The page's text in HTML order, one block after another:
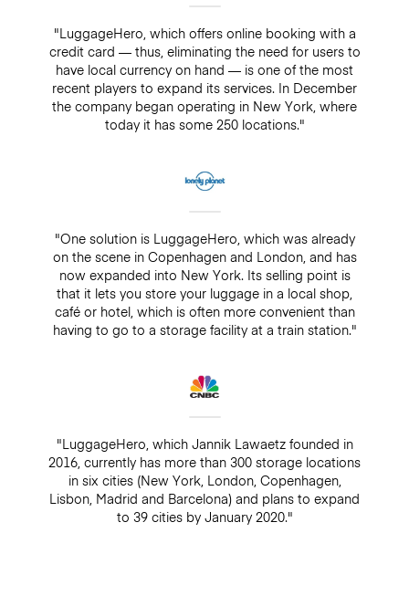
"LuggageHero, which offers online booking with a
credit card — thus, eliminating the need for users to
have local currency on hand — is one of the most
recent players to expand its services. In December
the company began operating in New York, where
today it has some 250 locations."
"One solution is LuggageHero, which was already
on the scene in Copenhagen and London, and has
now expanded into New York. Its selling point is
that it lets you store your luggage in a local shop,
café or hotel, which is often more convenient than
having to go to a storage facility at a train station."
"LuggageHero, which Jannik Lawaetz founded in
2016, currently has more than 300 storage locations
in six cities (New York, London, Copenhagen,
Lisbon, Madrid and Barcelona) and plans to expand
to 39 cities by January 2020."